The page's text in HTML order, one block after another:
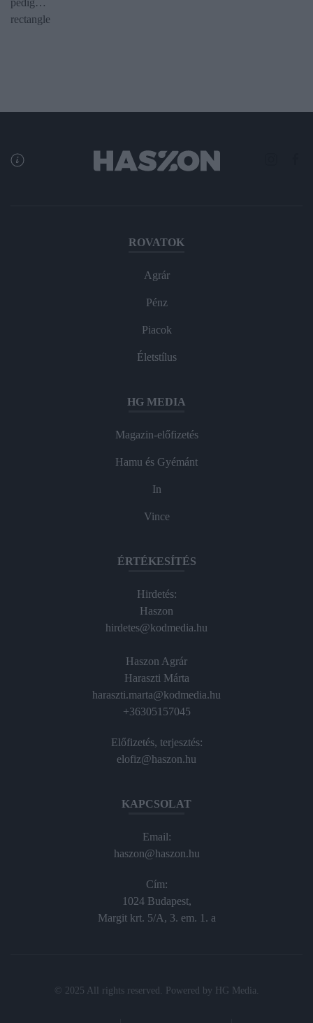
rectangle
ROVATOK
Agrár
Pénz
Piacok
Életstílus
HG MEDIA
Magazin-előfizetés
Hamu és Gyémánt
In
Vince
ÉRTÉKESÍTÉS
Hirdetés:
Haszon
hirdetes@kodmedia.hu
Haszon Agrár
Haraszti Márta
haraszti.marta@kodmedia.hu
+36305157045
Előfizetés, terjesztés:
elofiz@haszon.hu
KAPCSOLAT
Email:
haszon@haszon.hu
Cím:
1024 Budapest,
Margit krt. 5/A, 3. em. 1. a
© 2025 All rights reserved. Powered by HG Media